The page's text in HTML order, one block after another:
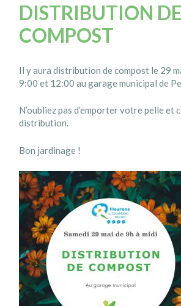
DISTRIBUTION DE
COMPOST
Il y aura distribution de compost le 29
9:00 et 12:00 au garage municipal de
N’oubliez pas d’emporter votre pelle et
distribution.
Bon jardinage !